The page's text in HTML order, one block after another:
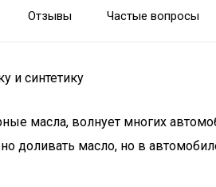
Отзывы Частые вопросы
и синтетику
масла, волнует многих
доливать масло, но в